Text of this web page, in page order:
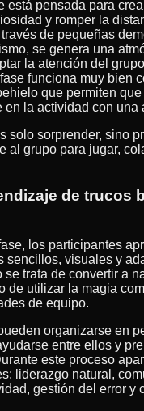
está pensada para
y romper la
de pequeñas
se genera una
la atención del
funciona muy bien
que permiten
en la actividad con una
solo sorprender, sino
al grupo para jugar,
de trucos
los participantes
sencillos, visuales y
se trata de convertir a
de utilizar la magia
de equipo.
organizarse en
entre ellos y
este proceso
liderazgo natural,
gestión del error y